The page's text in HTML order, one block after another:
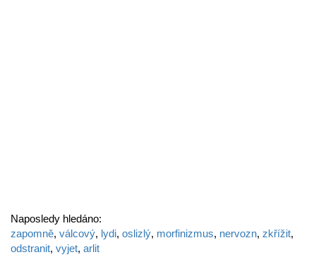
Naposledy hledáno:
zapomně, válcový, lydi, oslizlý, morfinizmus, nervozn, zkřížit,
odstranit, vyjet, arlit